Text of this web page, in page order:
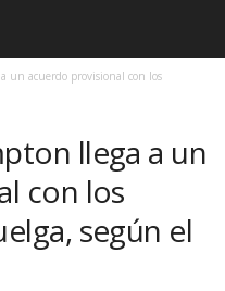
un acuerdo provisional con los
llega a un
con los
según el